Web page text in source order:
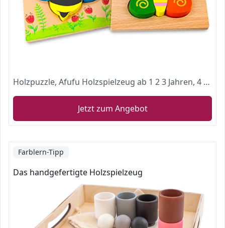
Holzpuzzle, Afufu Holzspielzeug ab 1 2 3 Jahren, 4 Stück Steckpuzzle Holz Montessori Spielzeug für Baby, Tier Holzpuzzle Puzzle Kleinkind Lernspielzeug für Kinder
Jetzt zum Angebot
Farblern-Tipp
Das handgefertigte Holzspielzeug